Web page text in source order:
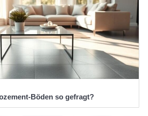
Böden so gefragt?